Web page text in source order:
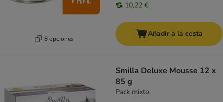
8 opciones
10,22 €
Añadir a la cesta
Smilla Deluxe Mousse 12 x
85 g
Pack mixto